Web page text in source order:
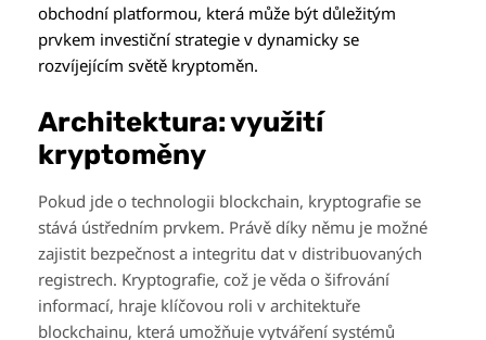
obchodní platformou, která může být důležitým
prvkem investiční strategie v dynamicky se
rozvíjejícím světě kryptoměn.
Architektura: využití
kryptoměny
Pokud jde o technologii blockchain, kryptografie se
stává ústředním prvkem. Právě díky němu je možné
zajistit bezpečnost a integritu dat v distribuovaných
registrech. Kryptografie, což je věda o šifrování
informací, hraje klíčovou roli v architektuře
blockchainu, která umožňuje vytváření systémů